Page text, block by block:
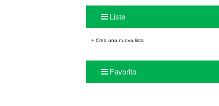
Liste
+ Crea una nuova lista
Favorito